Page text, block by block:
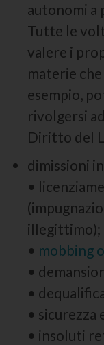
autonomi a
Tutte le
valere i
materie
esempio,
rivolgersi
Diritto del
dimissioni
•
illegittimo);
• mobbing
•
•
•
• insoluti